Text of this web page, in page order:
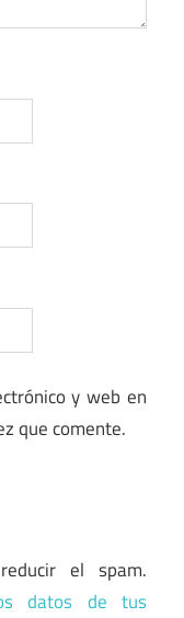
y web en
que comente.
el spam.
datos de tus